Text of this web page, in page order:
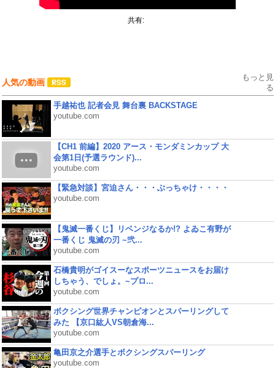
共有:
人気の動画
もっと見
る
手越祐也 記者会見 舞台裏 BACKSTAGE
youtube.com
【CH1 前編】2020 アース・モンダミンカップ 大
会第1日(予選ラウンド)...
youtube.com
【緊急対談】宮迫さん・・・ぶっちゃけ・・・・
youtube.com
【鬼滅一番くじ】リベンジなるか!? よゐこ有野が
一番くじ 鬼滅の刃 ~弐...
youtube.com
石橋貴明がゴイスーなスポーツニュースをお届け
しちゃう、でしょ。~プロ...
youtube.com
ボクシング世界チャンピオンとスパーリングして
みた 【京口紘人VS朝倉海...
youtube.com
亀田京之介選手とボクシングスパーリング
youtube.com